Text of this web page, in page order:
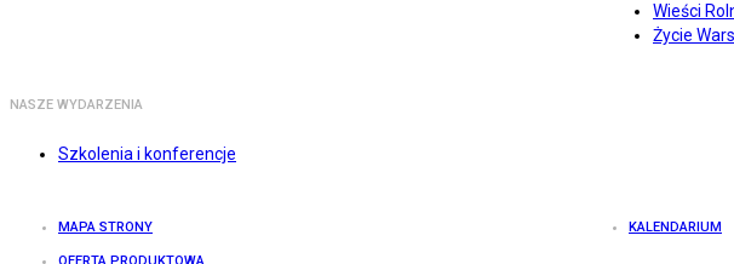
Wieści
Życie
NASZE WYDARZENIA
Szkolenia i konferencje
MAPA STRONY KALENDARIUM